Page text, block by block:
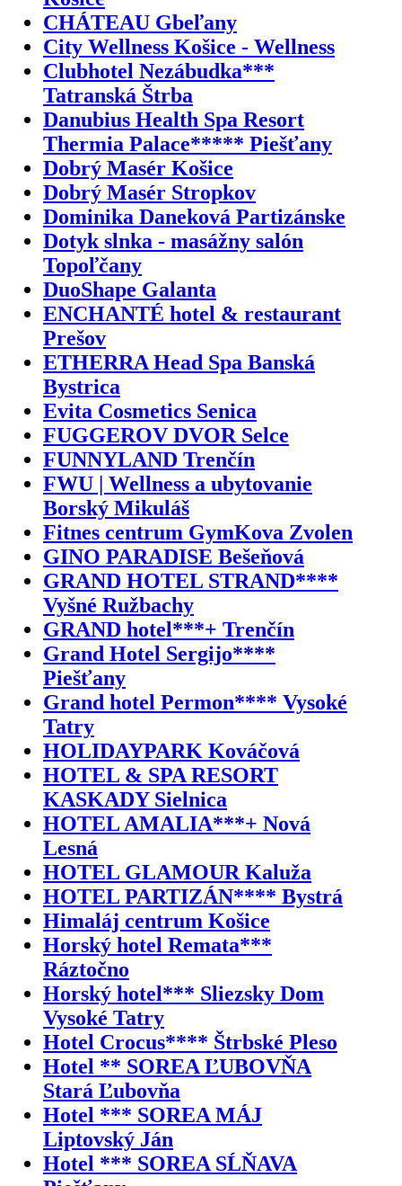
CHÁTEAU Gbeľany
City Wellness Košice - Wellness
Clubhotel Nezábudka***
Tatranská Štrba
Danubius Health Spa Resort
Thermia Palace***** Piešťany
Dobrý Masér Košice
Dobrý Masér Stropkov
Dominika Daneková Partizánske
Dotyk slnka - masážny salón
Topoľčany
DuoShape Galanta
ENCHANTÉ hotel & restaurant
Prešov
ETHERRA Head Spa Banská
Bystrica
Evita Cosmetics Senica
FUGGEROV DVOR Selce
FUNNYLAND Trenčín
FWU | Wellness a ubytovanie
Borský Mikuláš
Fitnes centrum GymKova Zvolen
GINO PARADISE Bešeňová
GRAND HOTEL STRAND****
Vyšné Ružbachy
GRAND hotel***+ Trenčín
Grand Hotel Sergijo****
Piešťany
Grand hotel Permon**** Vysoké
Tatry
HOLIDAYPARK Kováčová
HOTEL & SPA RESORT
KASKADY Sielnica
HOTEL AMALIA***+ Nová
Lesná
HOTEL GLAMOUR Kaluža
HOTEL PARTIZÁN**** Bystrá
Himaláj centrum Košice
Horský hotel Remata***
Ráztočno
Horský hotel*** Sliezsky Dom
Vysoké Tatry
Hotel Crocus**** Štrbské Pleso
Hotel ** SOREA ĽUBOVŇA
Stará Ľubovňa
Hotel *** SOREA MÁJ
Liptovský Ján
Hotel *** SOREA SĹŇAVA